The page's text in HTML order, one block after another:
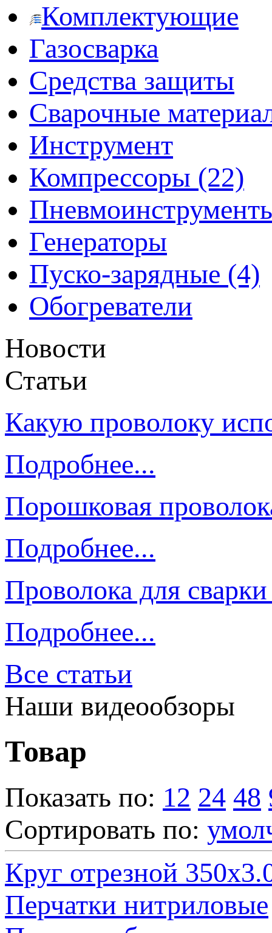
Комплектующие
Газосварка
Средства защиты
Сварочные
Инструмент
Компрессоры (22)
Генераторы
Пуско-зарядные (4)
Обогреватели
Новости
Статьи
Какую проволоку
Подробнее...
Порошковая
Подробнее...
Проволока для
Подробнее...
Все статьи
Наши видеообзоры
Товар
Показать по: 12 24 48
Сортировать по:
Круг отрезной
Перчатки нитриловые